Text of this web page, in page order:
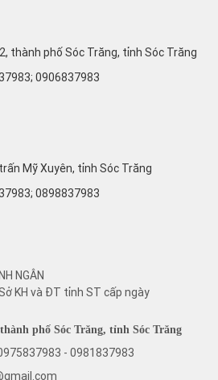
thành phố Sóc Trăng, tỉnh Sóc Trăng
0906837983
Mỹ Xuyên, tỉnh Sóc Trăng
0898837983
NGÂN
KH và ĐT tỉnh ST cấp ngày
phố Sóc Trăng, tỉnh Sóc Trăng
- 0981837983